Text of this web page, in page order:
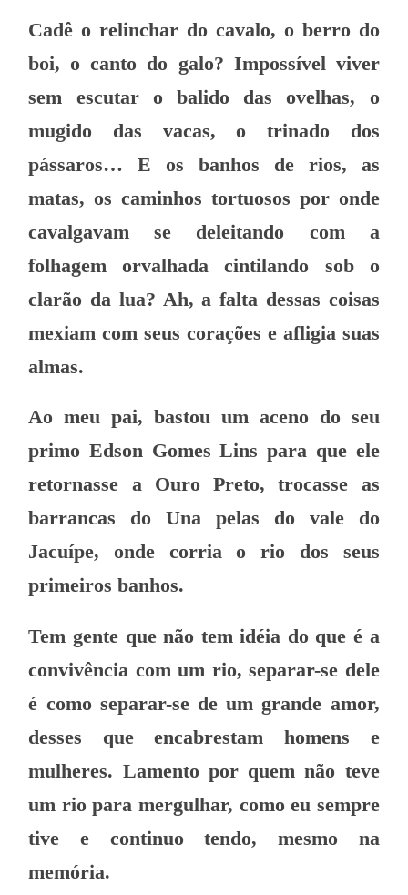
Cadê o relinchar do cavalo, o berro do
boi, o canto do galo? Impossível viver
sem escutar o balido das ovelhas, o
mugido das vacas, o trinado dos
pássaros… E os banhos de rios, as
matas, os caminhos tortuosos por onde
cavalgavam se deleitando com a
folhagem orvalhada cintilando sob o
clarão da lua? Ah, a falta dessas coisas
mexiam com seus corações e afligia suas
almas.
Ao meu pai, bastou um aceno do seu
primo Edson Gomes Lins para que ele
retornasse a Ouro Preto, trocasse as
barrancas do Una pelas do vale do
Jacuípe, onde corria o rio dos seus
primeiros banhos.
Tem gente que não tem idéia do que é a
convivência com um rio, separar-se dele
é como separar-se de um grande amor,
desses que encabrestam homens e
mulheres. Lamento por quem não teve
um rio para mergulhar, como eu sempre
tive e continuo tendo, mesmo na
memória.